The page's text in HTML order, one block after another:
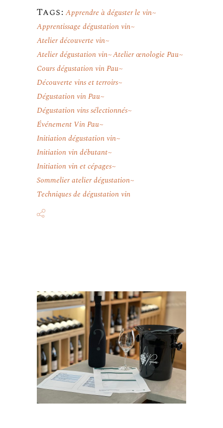
Tags: Apprendre à déguster le vin
Apprentissage dégustation vin
Atelier découverte vin
Atelier dégustation vin Atelier œnologie Pau
Cours dégustation vin Pau
Découverte vins et terroirs
Dégustation vin Pau
Dégustation vins sélectionnés
Événement Vin Pau
Initiation dégustation vin
Initiation vin débutant
Initiation vin et cépages
Sommelier atelier dégustation
Techniques de dégustation vin